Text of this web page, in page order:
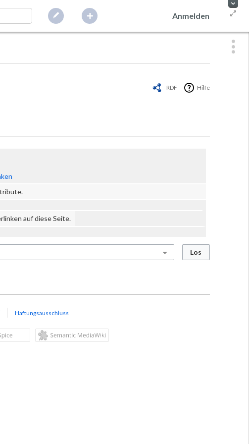
Anmelden
RDF Hilfe
auf diese Seite.
Haftungsausschluss